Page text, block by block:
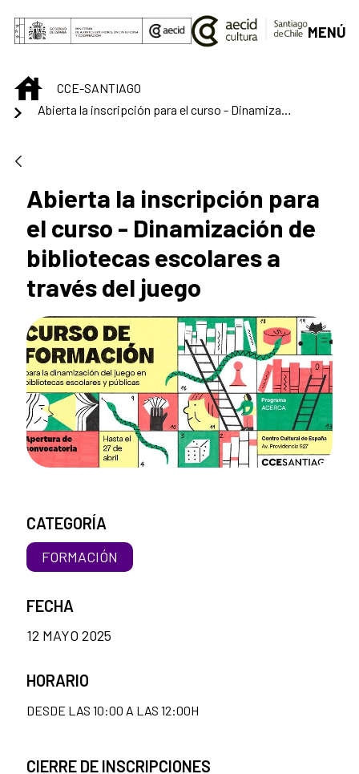
Saltar al contenido principal
MENÚ
INICIOCCE-SANTIAGO
Abierta la inscripción para
el curso - Dinamización de
bibliotecas escolares a
través del juego
CATEGORÍA
FORMACIÓN
FECHA
12 MAYO 2025
HORARIO
DESDE LAS 10:00 A LAS 12:00H
CIERRE DE INSCRIPCIONES